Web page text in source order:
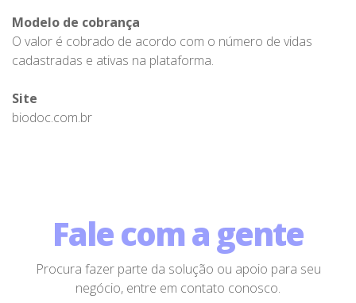
Modelo de cobrança
O valor é cobrado de acordo com o número de vidas
cadastradas e ativas na plataforma.
Site
biodoc.com.br
Fale com a gente
Procura fazer parte da solução ou apoio para seu
negócio, entre em contato conosco.